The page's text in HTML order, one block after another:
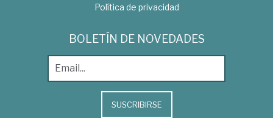
Política de privacidad
BOLETÍN DE NOVEDADES
SUSCRIBIRSE